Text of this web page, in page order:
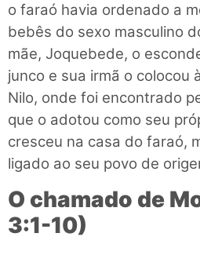
o faraó havia ordenado a
bebês do sexo masculino
mãe, Joquebede, o
junco e sua irmã o colocou
Nilo, onde foi encontrado
que o adotou como seu
cresceu na casa do faraó,
ligado ao seu povo de
O chamado de
3:1-10)